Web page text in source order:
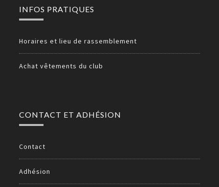
INFOS PRATIQUES
Horaires et lieu de rassemblement
Achat vêtements du club
CONTACT ET ADHÉSION
Contact
Adhésion